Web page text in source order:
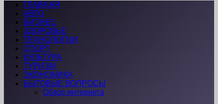
ГЛАВНАЯ
АВТО
БИЗНЕС
ЗДОРОВЬЕ
ТЕХНОЛОГИИ
СПОРТ
КУЛЬТУРА
ТУРИЗМ
ЭКОНОМИКА
БЫТОВЫЕ ВОПРОСЫ
Обзор интернета